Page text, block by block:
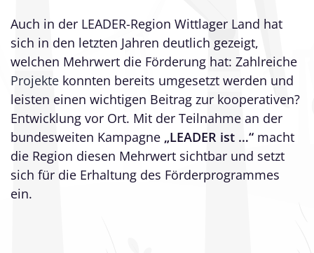
Auch in der LEADER-Region Wittlager Land hat
sich in den letzten Jahren deutlich gezeigt,
welchen Mehrwert die Förderung hat: Zahlreiche
Projekte konnten bereits umgesetzt werden und
leisten einen wichtigen Beitrag zur kooperativen?
Entwicklung vor Ort. Mit der Teilnahme an der
bundesweiten Kampagne „LEADER ist …“ macht
die Region diesen Mehrwert sichtbar und setzt
sich für die Erhaltung des Förderprogrammes
ein.